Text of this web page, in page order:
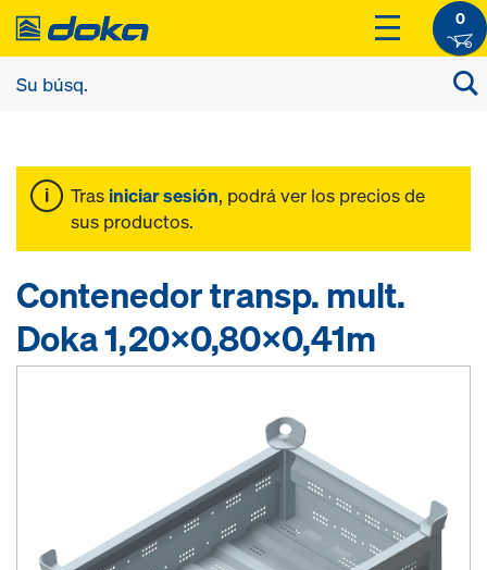
0
Tras iniciar sesión, podrá ver los precios de
sus productos.
Contenedor transp. mult.
Doka 1,20x0,80x0,41m